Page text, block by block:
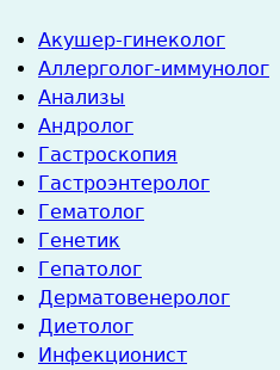
Акушер-гинеколог
Аллерголог-иммунолог
Анализы
Андролог
Гастроскопия
Гастроэнтеролог
Гематолог
Генетик
Гепатолог
Дерматовенеролог
Диетолог
Инфекционист